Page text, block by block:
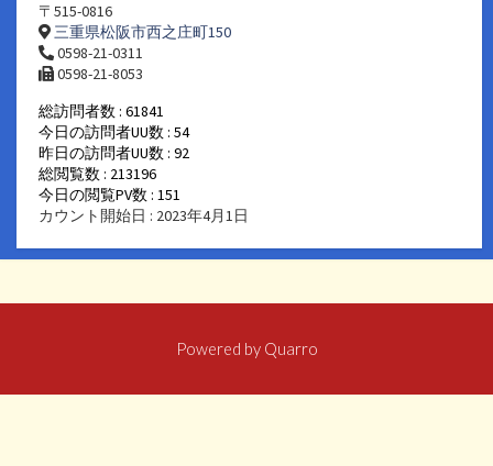
〒515-0816
三重県松阪市西之庄町150
0598-21-0311
0598-21-8053
総訪問者数 : 61841
今日の訪問者UU数 : 54
昨日の訪問者UU数 : 92
総閲覧数 : 213196
今日の閲覧PV数 : 151
カウント開始日 : 2023年4月1日
Powered by Quarro